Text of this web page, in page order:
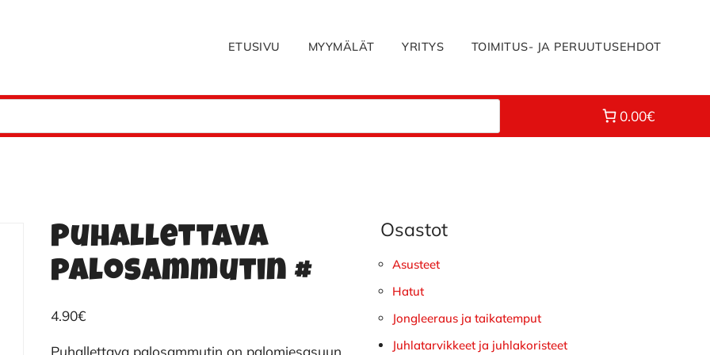
ETUSIVU MYYMÄLÄT YRITYS TOIMITUS- JA PERUUTUSEHDOT
0.00€
Puhallettava
palosammutin #
4.90€
Puhallettava palosammutin on palomiesasuun
Ensisijainen
sivupalkki
Osastot
Asusteet
Hatut
Jongleeraus ja taikatemput
Juhlatarvikkeet ja juhlakoristeet